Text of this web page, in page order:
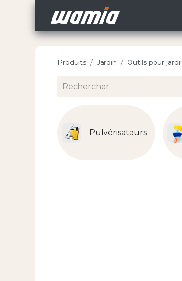
Produits Jardin Outils pour
Pulvérisateurs